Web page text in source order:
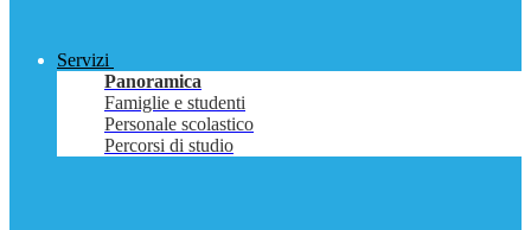
Servizi
Panoramica
Famiglie e studenti
Personale scolastico
Percorsi di studio